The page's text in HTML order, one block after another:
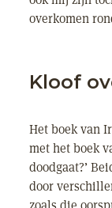
overkomen
Kloof
Het boek van
met het boek
doodgaat?’
door